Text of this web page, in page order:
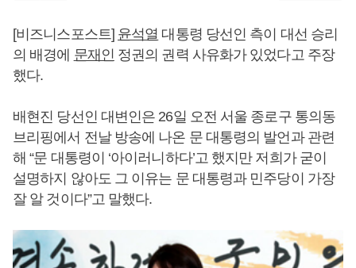
[비즈니스포스트] 윤석열 대통령 당선인 측이 대선 승리
의 배경에 문재인 정권의 권력 사유화가 있었다고 주장
했다.
배현진 당선인 대변인은 26일 오전 서울 종로구 통의동
브리핑에서 전날 방송에 나온 문 대통령의 발언과 관련
해 “문 대통령이 ‘아이러니하다’고 했지만 저희가 굳이
설명하지 않아도 그 이유는 문 대통령과 민주당이 가장
잘 알 것이다”고 말했다.